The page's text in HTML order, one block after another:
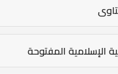
الإسلامية المفتوحة